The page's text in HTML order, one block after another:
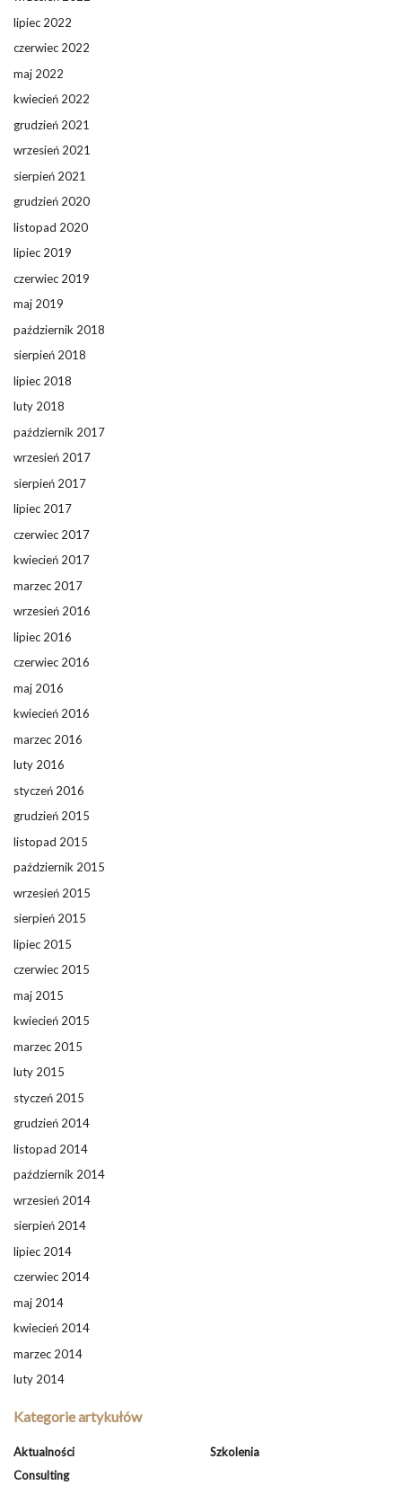
lipiec 2022
czerwiec 2022
maj 2022
kwiecień 2022
grudzień 2021
wrzesień 2021
sierpień 2021
grudzień 2020
listopad 2020
lipiec 2019
czerwiec 2019
maj 2019
październik 2018
sierpień 2018
lipiec 2018
luty 2018
październik 2017
wrzesień 2017
sierpień 2017
lipiec 2017
czerwiec 2017
kwiecień 2017
marzec 2017
wrzesień 2016
lipiec 2016
czerwiec 2016
maj 2016
kwiecień 2016
marzec 2016
luty 2016
styczeń 2016
grudzień 2015
listopad 2015
październik 2015
wrzesień 2015
sierpień 2015
lipiec 2015
czerwiec 2015
maj 2015
kwiecień 2015
marzec 2015
luty 2015
styczeń 2015
grudzień 2014
listopad 2014
październik 2014
wrzesień 2014
sierpień 2014
lipiec 2014
czerwiec 2014
maj 2014
kwiecień 2014
marzec 2014
luty 2014
Kategorie artykułów
Aktualności
Consulting
Szkolenia